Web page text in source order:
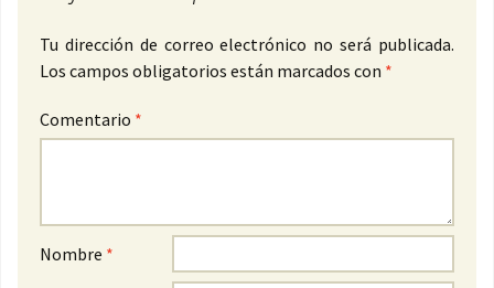
Tu dirección de correo electrónico no será publicada.
Los campos obligatorios están marcados con *
Comentario *
Nombre *